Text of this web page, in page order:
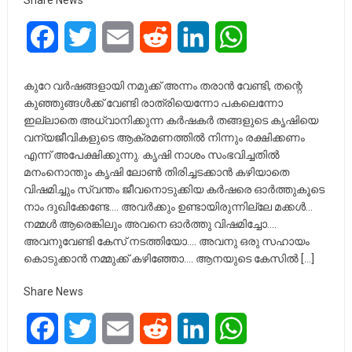
FacebookTwitter Email Reddit LinkedIn
കുറേ വർഷങ്ങളായി നമുക്ക് അന്നം തരാൻ വേണ്ടി, തന്റെ
കുഞ്ഞുങ്ങൾക്ക് വേണ്ടി രാത്രിയെന്നോ പകലെന്നോ
ഇല്ലാതെ അധ്വാനിക്കുന്ന കർഷകർ തങ്ങളുടെ കൃഷിയെ
വന്യജീവികളുടെ ആക്രമണത്തിൽ നിന്നും രക്ഷിക്കണം
എന്ന് അപേക്ഷിക്കുന്നു. കൃഷി നാശം സംഭവിച്ചതിൽ
മനംനൊന്തും കൃഷി ലോൺ തിരിച്ചടക്കാൻ കഴിയാതെ
വിഷമിച്ചും സ്വന്തം ജീവനൊടുക്കിയ കർഷരെ ഓർത്തുകൂടെ
നാം ദുഖിക്കേണ്ടേ…. അവർക്കും ഉണ്ടായിരുന്നില്ലേ മക്കൾ…
നമ്മൾ ആരെങ്കിലും അവനെ ഓർത്തു വിഷമിച്ചോ….
അവനുവേണ്ടി കേസ് നടത്തിയോ…. അവനു ഒരു സഹായം
കൊടുക്കാൻ നമ്മുക്ക് കഴിഞ്ഞോ…. ആനയുടെ കേസിൽ […]
Share News
FacebookTwitter Email Reddit LinkedIn